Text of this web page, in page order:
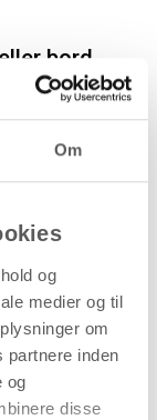
Om
og
medier og til
om
partnere inden
og
disse
bord
og kan
på bord eller
på 1,5 cm har
sig til mange
fleksibelt i
og
alt efter